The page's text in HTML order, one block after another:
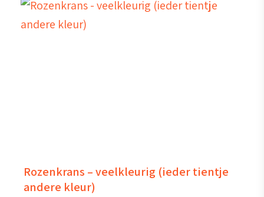
Rozenkrans – veelkleurig (ieder tientje
andere kleur)